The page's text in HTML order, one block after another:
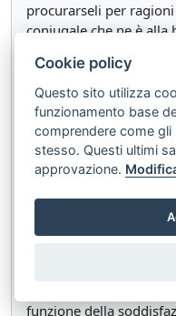
procurarseli per
coniugale che ne è alla
riconosce rilevanza al
anche se dissolto,
rinunce fatte o di
familiare.
È, di conseguenza,
Difatti, la scelta di non
art. 12-bis della legge
funzione della
Cookie policy
Questo sito utilizza
funzionamento base
comprendere come
stesso. Questi ultimi
approvazione.